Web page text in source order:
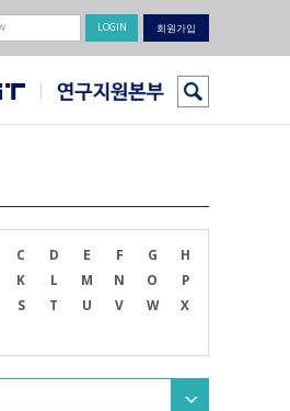
회원가입
C D E F G
H
K L M N O
P
S T U V W
X